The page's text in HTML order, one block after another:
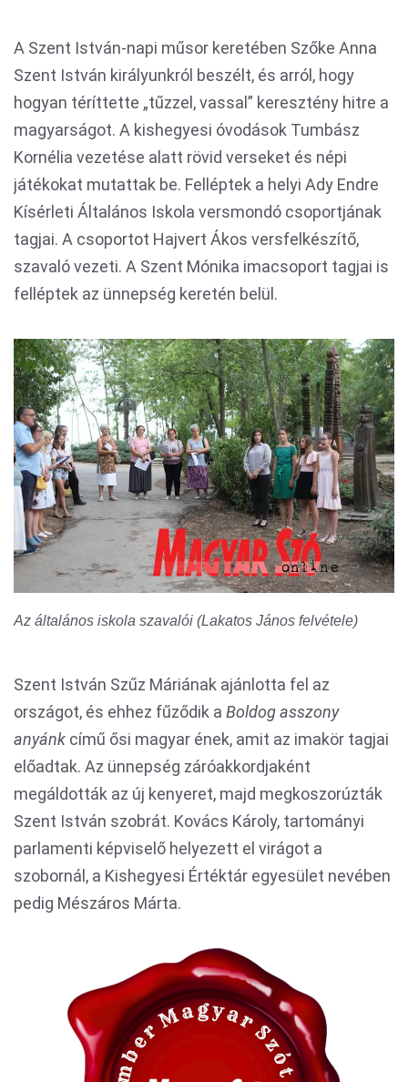
A Szent István-napi műsor keretében Szőke Anna
Szent István királyunkról beszélt, és arról, hogy
hogyan téríttette „tűzzel, vassal” keresztény hitre a
magyarságot. A kishegyesi óvodások Tumbász
Kornélia vezetése alatt rövid verseket és népi
játékokat mutattak be. Felléptek a helyi Ady Endre
Kísérleti Általános Iskola versmondó csoportjának
tagjai. A csoportot Hajvert Ákos versfelkészítő,
szavaló vezeti. A Szent Mónika imacsoport tagjai is
felléptek az ünnepség keretén belül.
Az általános iskola szavalói (Lakatos János felvétele)
Szent István Szűz Máriának ajánlotta fel az
országot, és ehhez fűződik a Boldog asszony
anyánk című ősi magyar ének, amit az imakör tagjai
előadtak. Az ünnepség záróakkordjaként
megáldották az új kenyeret, majd megkoszorúzták
Szent István szobrát. Kovács Károly, tartományi
parlamenti képviselő helyezett el virágot a
szobornál, a Kishegyesi Értéktár egyesület nevében
pedig Mészáros Márta.